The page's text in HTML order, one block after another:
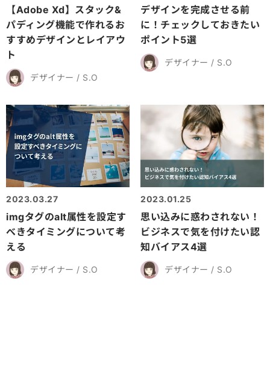
【Adobe Xd】スタック&
パディング機能で作れるお
すすめデザインとレイアウ
ト
デザイナー / S.O
デザインを完成させる前
に！チェックしておきたい
ポイント5選
デザイナー / S.O
imgタグのalt属性を設定す
べきタイミングについて考
える
2023.03.27
デザイナー / S.O
思い込みに惑わされない！
ビジネスで気を付けたい認
知バイアス4選
2023.01.25
デザイナー / S.O